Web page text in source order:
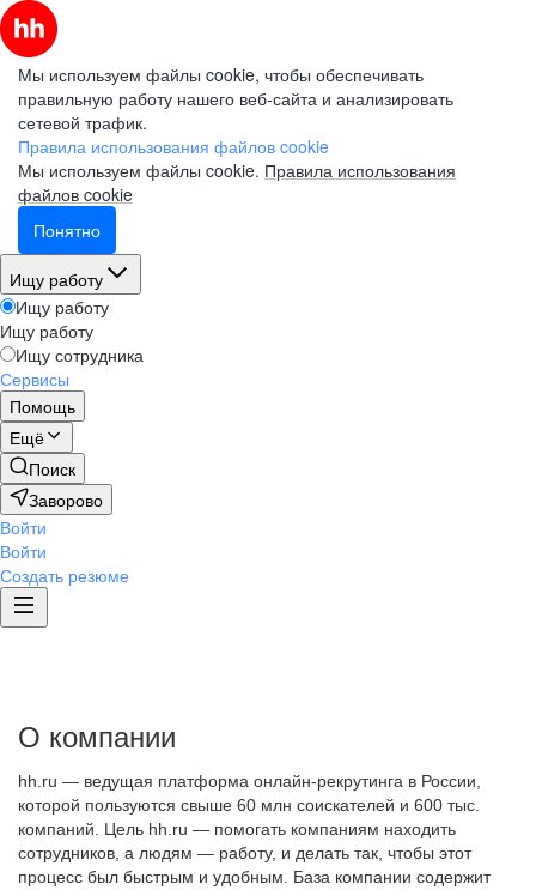
Мы используем файлы cookie, чтобы обеспечивать
правильную работу нашего веб-сайта и анализировать
сетевой трафик.
Правила использования файлов cookie
Мы используем файлы cookie. Правила использования
файлов cookie
Понятно
Ищу работу
Ищу работу
Ищу работу
Ищу сотрудника
Сервисы
Помощь
Ещё
Поиск
Заворово
Войти
Войти
Создать резюме
О компании
hh.ru — ведущая платформа онлайн-рекрутинга в России,
которой пользуются свыше 60 млн соискателей и 600 тыс.
компаний. Цель hh.ru — помогать компаниям находить
сотрудников, а людям — работу, и делать так, чтобы этот
процесс был быстрым и удобным. База компании содержит